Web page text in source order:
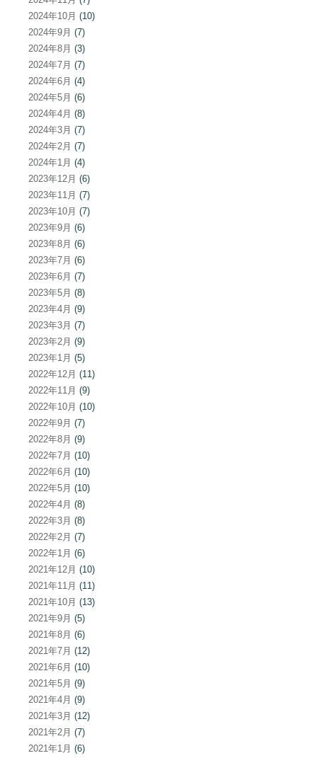
2024年10月 (10)
2024年9月 (7)
2024年8月 (3)
2024年7月 (7)
2024年6月 (4)
2024年5月 (6)
2024年4月 (8)
2024年3月 (7)
2024年2月 (7)
2024年1月 (4)
2023年12月 (6)
2023年11月 (7)
2023年10月 (7)
2023年9月 (6)
2023年8月 (6)
2023年7月 (6)
2023年6月 (7)
2023年5月 (8)
2023年4月 (9)
2023年3月 (7)
2023年2月 (9)
2023年1月 (5)
2022年12月 (11)
2022年11月 (9)
2022年10月 (10)
2022年9月 (7)
2022年8月 (9)
2022年7月 (10)
2022年6月 (10)
2022年5月 (10)
2022年4月 (8)
2022年3月 (8)
2022年2月 (7)
2022年1月 (6)
2021年12月 (10)
2021年11月 (11)
2021年10月 (13)
2021年9月 (5)
2021年8月 (6)
2021年7月 (12)
2021年6月 (10)
2021年5月 (9)
2021年4月 (9)
2021年3月 (12)
2021年2月 (7)
2021年1月 (6)